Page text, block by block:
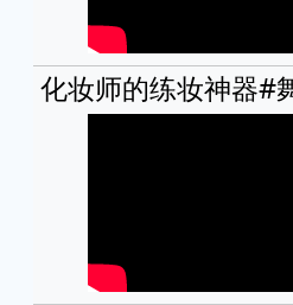
化妆师的练妆神器#